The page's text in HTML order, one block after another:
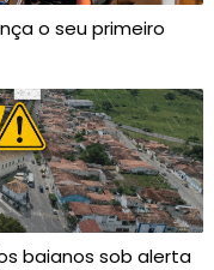
o seu primeiro
baianos sob alerta